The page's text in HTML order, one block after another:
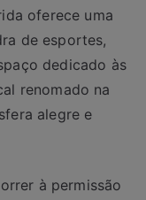
oferece uma
de esportes,
dedicado às
renomado na
alegre e
à permissão